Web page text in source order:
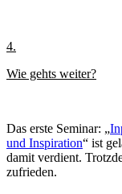
4.
Wie gehts weiter?
Das erste Seminar: „
und Inspiration“ ist
damit verdient.
zufrieden.